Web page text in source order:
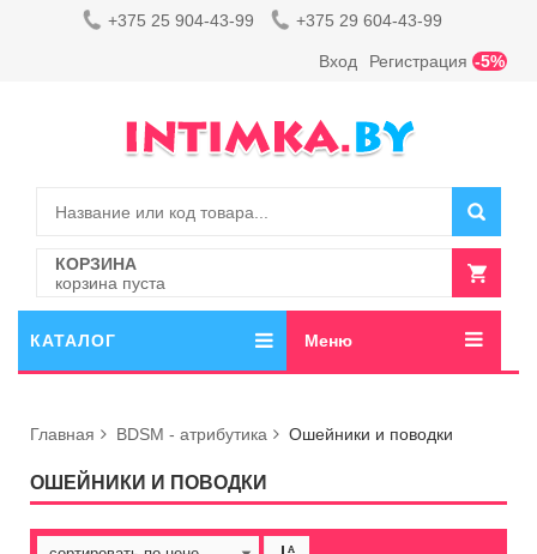
+375 25 904-43-99 +375 29 604-43-99
Регистрация -5%
Вход
КОРЗИНА
корзина пуста
КАТАЛОГ Меню
Главная BDSM - атрибутика Ошейники и поводки
ОШЕЙНИКИ И ПОВОДКИ